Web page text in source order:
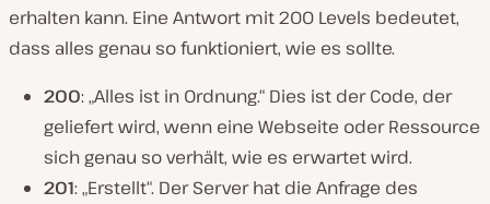
erhalten kann. Eine Antwort mit 200 Levels bedeutet,
dass alles genau so funktioniert, wie es sollte.
200: „Alles ist in Ordnung.“ Dies ist der Code, der
geliefert wird, wenn eine Webseite oder Ressource
sich genau so verhält, wie es erwartet wird.
201: „Erstellt“. Der Server hat die Anfrage des